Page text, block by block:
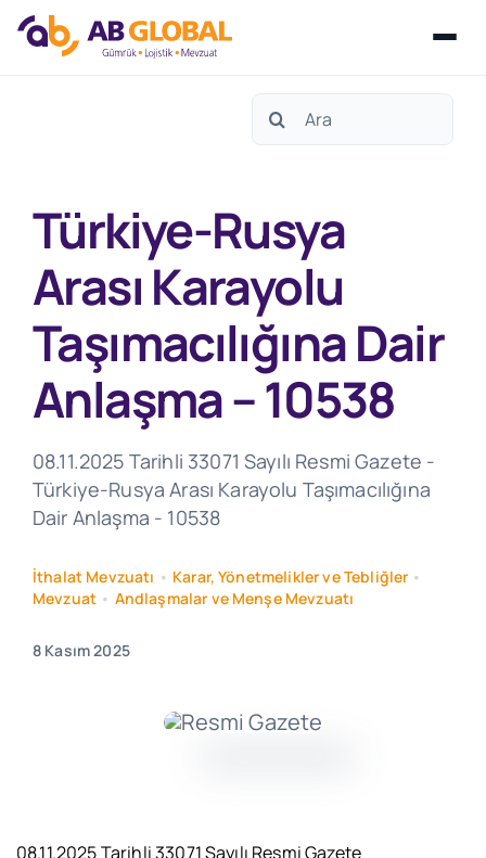
Search
Türkiye-Rusya
Arası Karayolu
Taşımacılığına Dair
Anlaşma – 10538
08.11.2025 Tarihli 33071 Sayılı Resmi Gazete -
Türkiye-Rusya Arası Karayolu Taşımacılığına
Dair Anlaşma - 10538
İthalat Mevzuatı • Karar, Yönetmelikler ve Tebliğler •
Mevzuat • Andlaşmalar ve Menşe Mevzuatı
8 Kasım 2025
08.11.2025 Tarihli 33071 Sayılı Resmi Gazete